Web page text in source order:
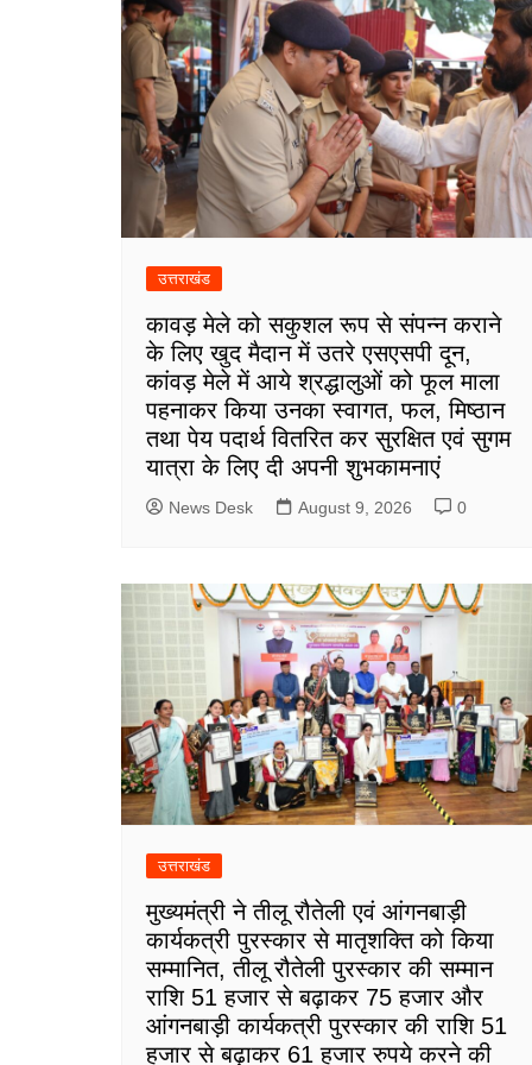
उत्तराखंड
कावड़ मेले को सकुशल रूप से संपन्न कराने
के लिए खुद मैदान में उतरे एसएसपी दून,
कांवड़ मेले में आये श्रद्धालुओं को फूल माला
पहनाकर किया उनका स्वागत, फल, मिष्ठान
तथा पेय पदार्थ वितरित कर सुरक्षित एवं सुगम
यात्रा के लिए दी अपनी शुभकामनाएं
News Desk August 9, 2026 0
उत्तराखंड
मुख्यमंत्री ने तीलू रौतेली एवं आंगनबाड़ी
कार्यकत्री पुरस्कार से मातृशक्ति को किया
सम्मानित, तीलू रौतेली पुरस्कार की सम्मान
राशि 51 हजार से बढ़ाकर 75 हजार और
आंगनबाड़ी कार्यकत्री पुरस्कार की राशि 51
हजार से बढ़ाकर 61 हजार रुपये करने की